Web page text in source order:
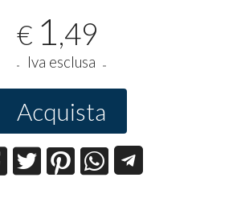
€ 1 ,49
Iva esclusa
Acquista